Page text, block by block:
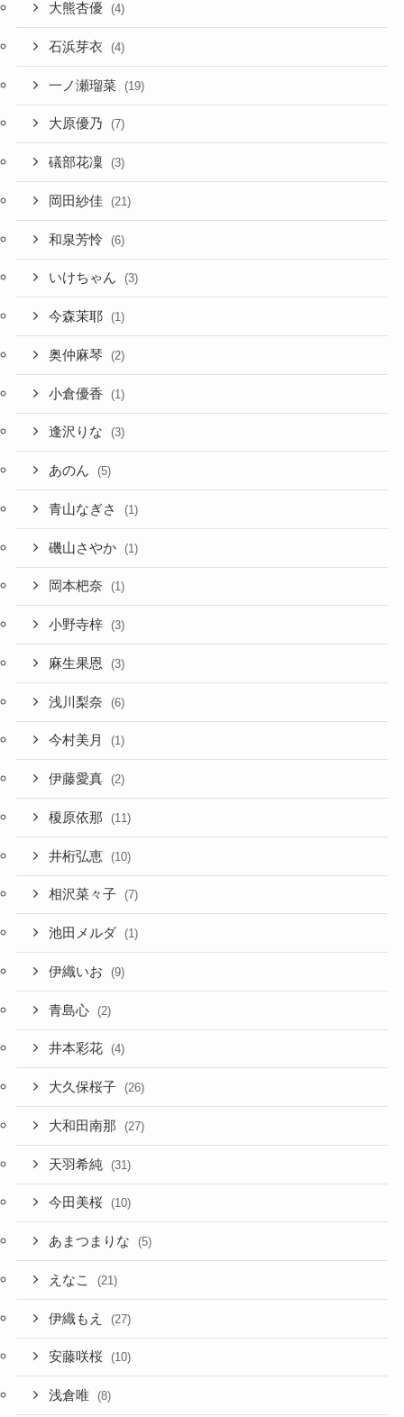
大熊杏優 (4)
石浜芽衣 (4)
一ノ瀬瑠菜 (19)
大原優乃 (7)
礒部花凜 (3)
岡田紗佳 (21)
和泉芳怜 (6)
いけちゃん (3)
今森茉耶 (1)
奥仲麻琴 (2)
小倉優香 (1)
逢沢りな (3)
あのん (5)
青山なぎさ (1)
磯山さやか (1)
岡本杷奈 (1)
小野寺梓 (3)
麻生果恩 (3)
浅川梨奈 (6)
今村美月 (1)
伊藤愛真 (2)
榎原依那 (11)
井桁弘恵 (10)
相沢菜々子 (7)
池田メルダ (1)
伊織いお (9)
青島心 (2)
井本彩花 (4)
大久保桜子 (26)
大和田南那 (27)
天羽希純 (31)
今田美桜 (10)
あまつまりな (5)
えなこ (21)
伊織もえ (27)
安藤咲桜 (10)
浅倉唯 (8)